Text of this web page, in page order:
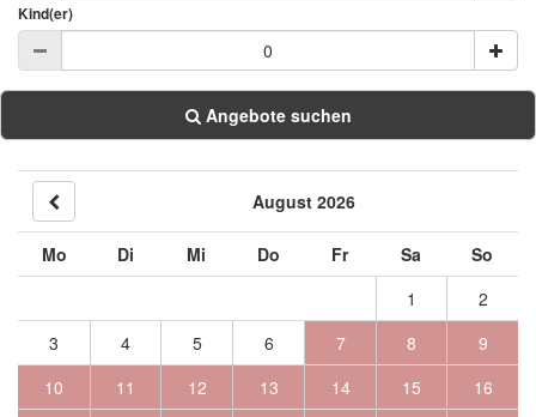
Kind(er)
Angebote suchen
August 2026
Mo Di Mi Do Fr Sa
So
1
2
3
4 5 6 7 8
9
10
11 12 13 14 15
16